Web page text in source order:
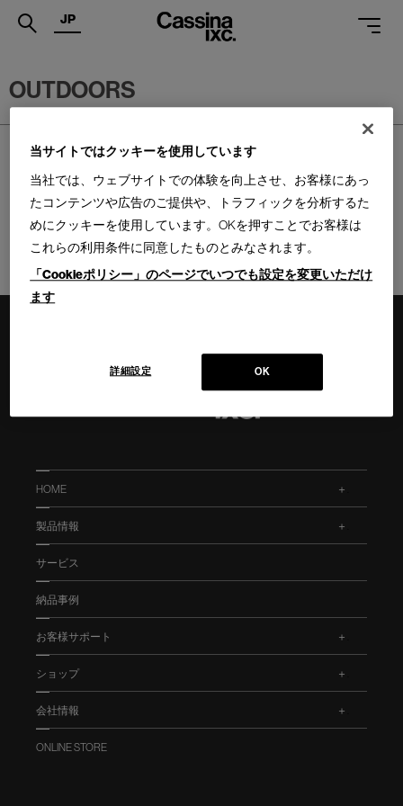
.
PRODUCTS
SERVICES
PROJECTS
MAGAZINE
SUPPORT
SHOPS
PROFESSIONAL
JP
OUTDOORS
ホーム >
HOME
製品情報
サービス
納品事例
お客様サポート
ショップ
会社情報
ONLINE STORE
当サイトではクッキーを使用しています
当社では、ウェブサイトでの体験を向上させ、お客様にあっ
たコンテンツや広告のご提供や、トラフィックを分析するた
めにクッキーを使用しています。OKを押すことでお客様は
これらの利用条件に同意したものとみなされます。
「Cookieポリシー」のページでいつでも設定を変更いただけ
ます
OK
詳細設定